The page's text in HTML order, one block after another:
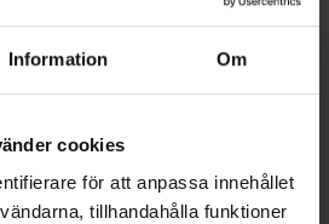
Information Om
cookies
för att anpassa innehållet
tillhandahålla funktioner
ditt recept
Dölj